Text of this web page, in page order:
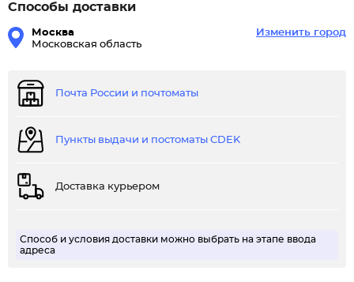
Способы доставки
Москва
Московская область
Изменить город
Почта России и почтоматы
Пункты выдачи и постоматы CDEK
Доставка курьером
Способ и условия доставки можно выбрать на этапе ввода
адреса